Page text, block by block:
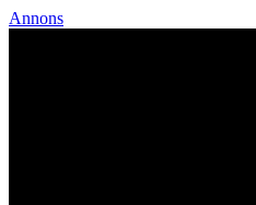
Annons